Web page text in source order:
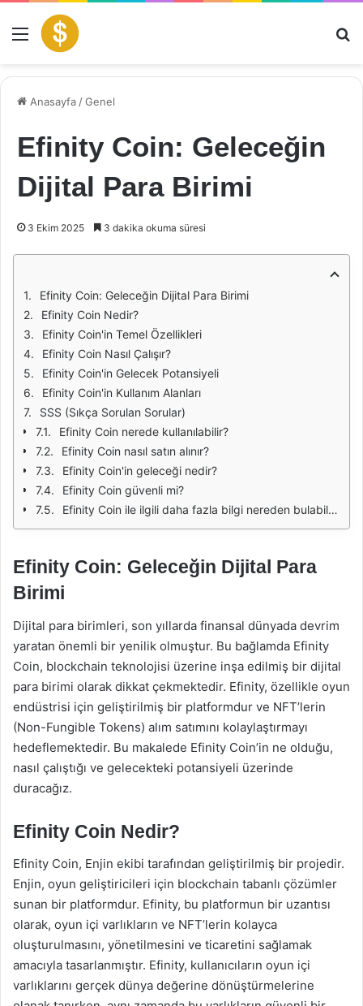
Menü
Anasayfa /Genel
Efinity Coin: Geleceğin
Dijital Para Birimi
3 Ekim 2025 3 dakika okuma süresi
Efinity Coin: Geleceğin Dijital Para Birimi
Efinity Coin Nedir?
Efinity Coin'in Temel Özellikleri
Efinity Coin Nasıl Çalışır?
Efinity Coin'in Gelecek Potansiyeli
Efinity Coin'in Kullanım Alanları
SSS (Sıkça Sorulan Sorular)
Efinity Coin nerede kullanılabilir?
Efinity Coin nasıl satın alınır?
Efinity Coin'in geleceği nedir?
Efinity Coin güvenli mi?
Efinity Coin ile ilgili daha fazla bilgi nereden bulabilirim?
Efinity Coin: Geleceğin Dijital Para
Birimi
Dijital para birimleri, son yıllarda finansal dünyada devrim
yaratan önemli bir yenilik olmuştur. Bu bağlamda Efinity
Coin, blockchain teknolojisi üzerine inşa edilmiş bir dijital
para birimi olarak dikkat çekmektedir. Efinity, özellikle oyun
endüstrisi için geliştirilmiş bir platformdur ve NFT’lerin
(Non-Fungible Tokens) alım satımını kolaylaştırmayı
hedeflemektedir. Bu makalede Efinity Coin’in ne olduğu,
nasıl çalıştığı ve gelecekteki potansiyeli üzerinde
duracağız.
Efinity Coin Nedir?
Efinity Coin, Enjin ekibi tarafından geliştirilmiş bir projedir.
Enjin, oyun geliştiricileri için blockchain tabanlı çözümler
sunan bir platformdur. Efinity, bu platformun bir uzantısı
olarak, oyun içi varlıkların ve NFT’lerin kolayca
oluşturulmasını, yönetilmesini ve ticaretini sağlamak
amacıyla tasarlanmıştır. Efinity, kullanıcıların oyun içi
varlıklarını gerçek dünya değerine dönüştürmelerine